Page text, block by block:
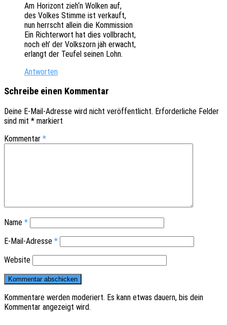
Am Hori­zont zieh‘n Wolken auf,
des Volkes Stimme ist verkauft,
nun herrscht allein die Kommission
Ein Rich­ter­wort hat dies vollbracht,
noch eh’ der Volks­zorn jäh erwacht,
erlangt der Teufel seinen Lohn.
Antworten
Schreibe einen Kommentar
Deine E-Mail-Adresse wird nicht veröffentlicht. Erforderliche Felder
sind mit * markiert
Kommentar *
Name *
E-Mail-Adresse *
Website
Kommentare werden moderiert. Es kann etwas dauern, bis dein
Kommentar angezeigt wird.